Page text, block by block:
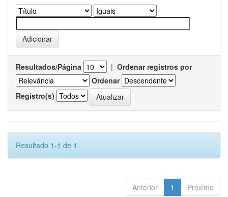
Resultados/Página | Ordenar registros por
Ordenar
Registro(s)
Resultado 1-1 de 1.
Anterior 1 Próximo